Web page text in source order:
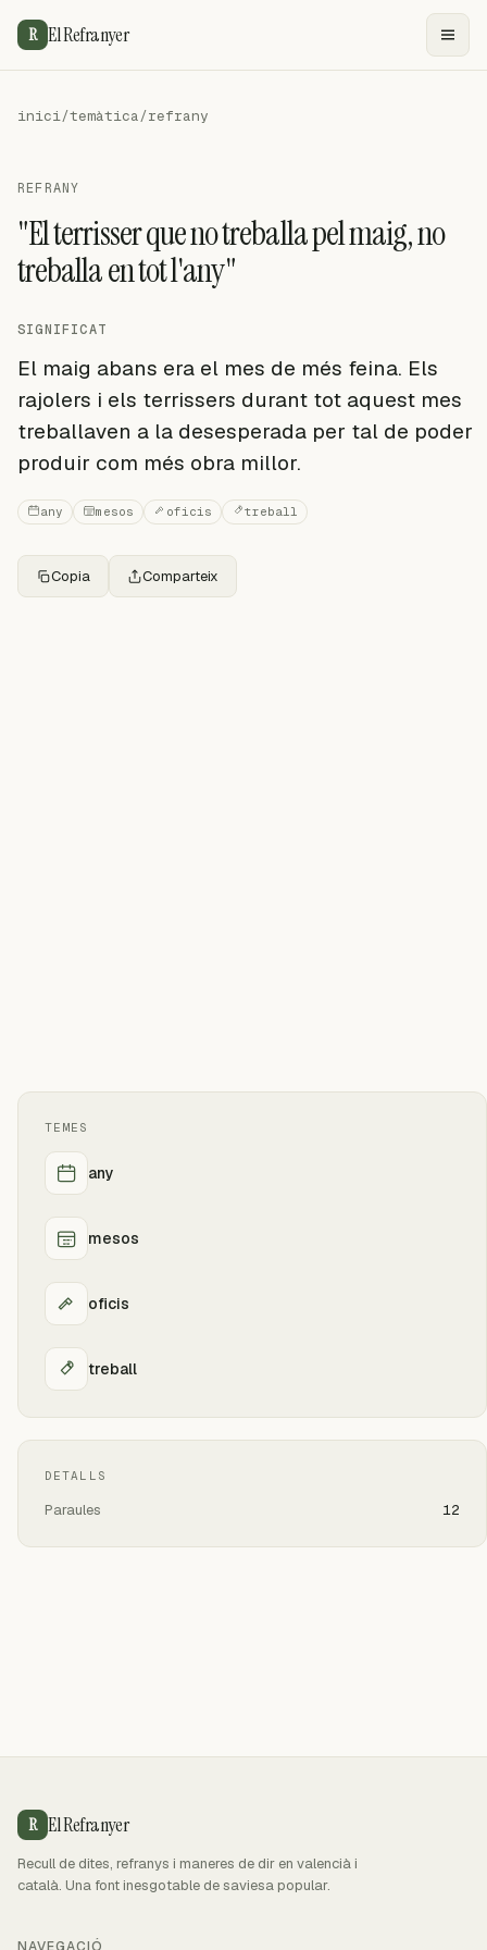
R El Refranyer
inici/temàtica/refrany
REFRANY
"El terrisser que no treballa pel maig, no
treballa en tot l'any"
SIGNIFICAT
El maig abans era el mes de més feina. Els
rajolers i els terrissers durant tot aquest mes
treballaven a la desesperada per tal de poder
produir com més obra millor.
any mesos oficis treball
Copia Comparteix
TEMES
any
mesos
oficis
treball
DETALLS
Paraules 12
R El Refranyer
Recull de dites, refranys i maneres de dir en valencià i
català. Una font inesgotable de saviesa popular.